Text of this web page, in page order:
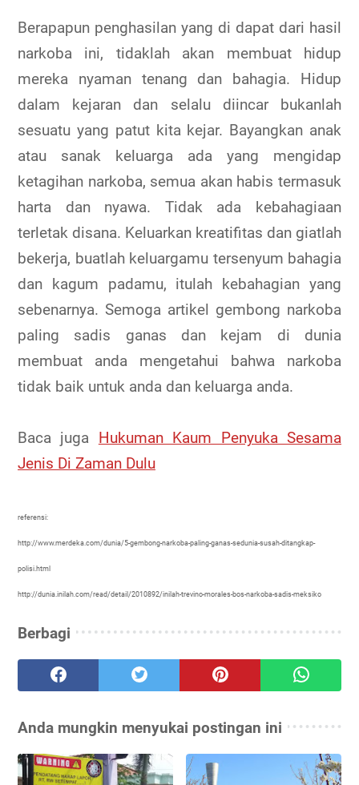
Berapapun penghasilan yang di dapat dari hasil
narkoba ini, tidaklah akan membuat hidup
mereka nyaman tenang dan bahagia. Hidup
dalam kejaran dan selalu diincar bukanlah
sesuatu yang patut kita kejar. Bayangkan anak
atau sanak keluarga ada yang mengidap
ketagihan narkoba, semua akan habis termasuk
harta dan nyawa. Tidak ada kebahagiaan
terletak disana. Keluarkan kreatifitas dan giatlah
bekerja, buatlah keluargamu tersenyum bahagia
dan kagum padamu, itulah kebahagian yang
sebenarnya. Semoga artikel gembong narkoba
paling sadis ganas dan kejam di dunia
membuat anda mengetahui bahwa narkoba
tidak baik untuk anda dan keluarga anda.
Baca juga Hukuman Kaum Penyuka Sesama
Jenis Di Zaman Dulu
referensi:
http://www.merdeka.com/dunia/5-gembong-narkoba-paling-ganas-sedunia-susah-ditangkap-
polisi.html
http://dunia.inilah.com/read/detail/2010892/inilah-trevino-morales-bos-narkoba-sadis-meksiko
Berbagi
Anda mungkin menyukai postingan ini